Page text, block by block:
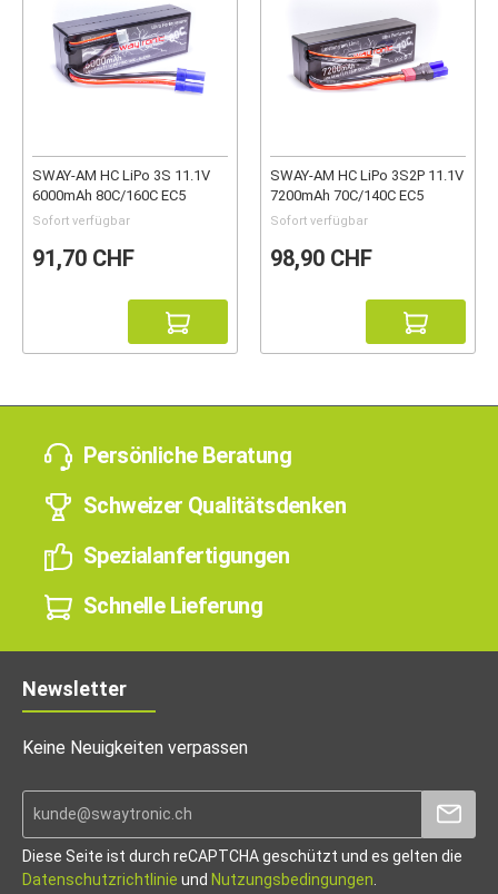
SWAY-AM HC LiPo 3S 11.1V
6000mAh 80C/160C EC5
Sofort verfügbar
91,70 CHF
SWAY-AM HC LiPo 3S2P 11.1V
7200mAh 70C/140C EC5
Sofort verfügbar
98,90 CHF
Persönliche Beratung
Schweizer Qualitätsdenken
Spezialanfertigungen
Schnelle Lieferung
Newsletter
Keine Neuigkeiten verpassen
Diese Seite ist durch reCAPTCHA geschützt und es gelten die
Datenschutzrichtlinie und Nutzungsbedingungen